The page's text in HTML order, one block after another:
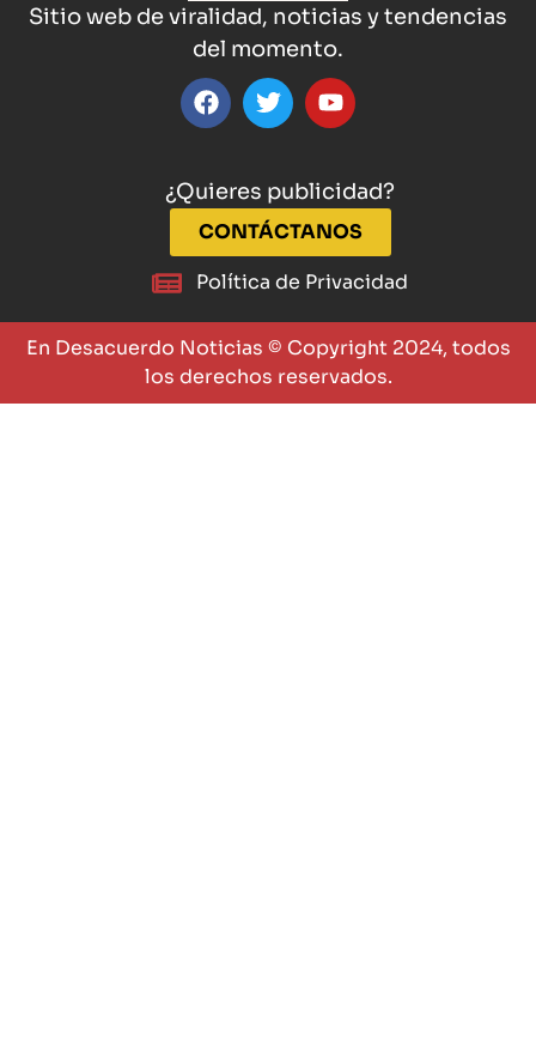
¿Quieres publicidad?
CONTÁCTANOS
Política de Privacidad
Sitio web de viralidad, noticias y tendencias
del momento.
En Desacuerdo Noticias © Copyright 2024, todos
los derechos reservados.